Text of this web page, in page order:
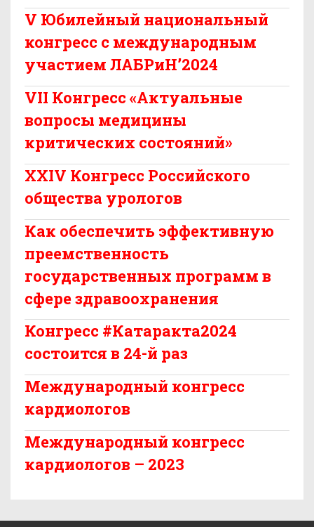
V Юбилейный национальный
конгресс с международным
участием ЛАБРиН’2024
VII Конгресс «Актуальные
вопросы медицины
критических состояний»
XXIV Конгресс Российского
общества урологов
Как обеспечить эффективную
преемственность
государственных программ в
сфере здравоохранения
Конгресс #Катаракта2024
состоится в 24-й раз
Международный конгресс
кардиологов
Международный конгресс
кардиологов – 2023